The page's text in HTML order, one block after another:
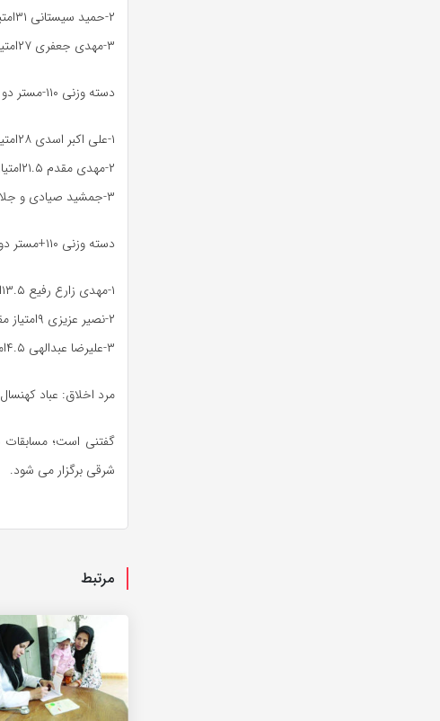
۲-حمید سیستانی ۳۱امتیاز مقام دوم
۳-مهدی جعفری ۲۷امتیاز مقام سوم
دسته وزنی ۱۱۰-مستر دو
۱-علی اکبر اسدی ۲۸امتیاز مقام اول
۲-مهدی مقدم ۲۱.۵امتیاز مقام دوم
۳-جمشید صیادی و جلال زنده نام هر دو با امتیاز ۱۸مشترک مقام سوم
دسته وزنی ۱۱۰+مستر دو
۱-مهدی زارع رفیع ۱۳.۵امتیاز مقام اول
۲-نصیر عزیزی ۹امتیاز مقام دوم
۳-علیرضا عبدالهی ۴.۵امتیاز مقام سوم
مرد اخلاق: عباد کهنسال
شرقی برگزار می شود.
مرتبط